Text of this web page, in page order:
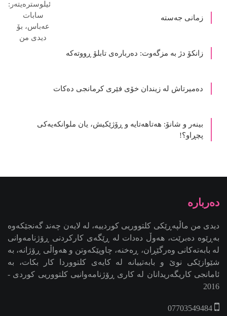
زمانی جەستە
زانکۆ دژ بە مزگەوت: دەربارەى تابلۆ ڕووتەکە
ده‌میرتاش له‌ زیندان خۆی فێری كرمانجی ده‌كات
بینەر و شانۆ: هەتاھەتایە و ڕۆژێکیش، یان ملوانکەیەکی
پچڕاو؟!
دیدی من ماڵپەڕێکی کلتووریی کوردییە، لە لایەن چەند گەنجێكه‌وه‌
بەڕێوە دەبرێت، هەوڵ دەدات لە ڕێگەی کارکردنی ڕۆژنامەوانی
لە بابەتەکانی وەرگێڕان، ڕەخنە، چاوپێکەوتن و هەواڵی ڕۆژانە، بە
شێوازێکی نوێ و بابەتییانە لە کایەی کلتووردا کار بکات، بە
ئامانجی کاریگەریدانان لە کاری ڕۆژنامەوانیی کلتووریی کوردی -
2016
07703549484